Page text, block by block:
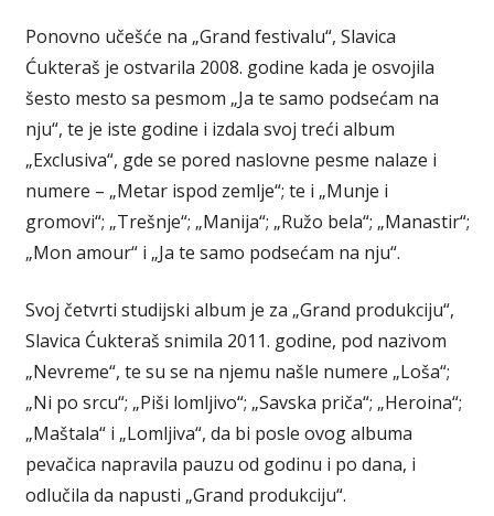
Ponovno učešće na „Grand festivalu“, Slavica
Ćukteraš je ostvarila 2008. godine kada je osvojila
šesto mesto sa pesmom „Ja te samo podsećam na
nju“, te je iste godine i izdala svoj treći album
„Exclusiva“, gde se pored naslovne pesme nalaze i
numere – „Metar ispod zemlje“; te i „Munje i
gromovi“; „Trešnje“; „Manija“; „Ružo bela“; „Manastir“;
„Mon amour“ i „Ja te samo podsećam na nju“.
Svoj četvrti studijski album je za „Grand produkciju“,
Slavica Ćukteraš snimila 2011. godine, pod nazivom
„Nevreme“, te su se na njemu našle numere „Loša“;
„Ni po srcu“; „Piši lomljivo“; „Savska priča“; „Heroina“;
„Maštala“ i „Lomljiva“, da bi posle ovog albuma
pevačica napravila pauzu od godinu i po dana, i
odlučila da napusti „Grand produkciju“.